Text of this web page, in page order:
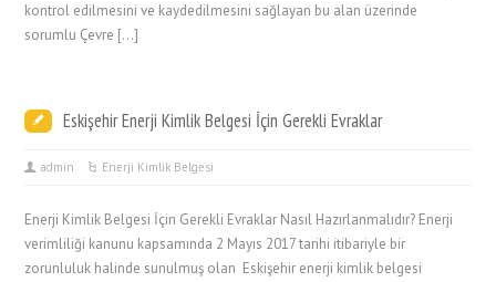
kontrol edilmesini ve kaydedilmesini sağlayan bu alan üzerinde
sorumlu Çevre […]
Eskişehir Enerji Kimlik Belgesi İçin Gerekli Evraklar
admin Enerji Kimlik Belgesi
Enerji Kimlik Belgesi İçin Gerekli Evraklar Nasıl Hazırlanmalıdır? Enerji
verimliliği kanunu kapsamında 2 Mayıs 2017 tarihi itibariyle bir
zorunluluk halinde sunulmuş olan Eskişehir enerji kimlik belgesi